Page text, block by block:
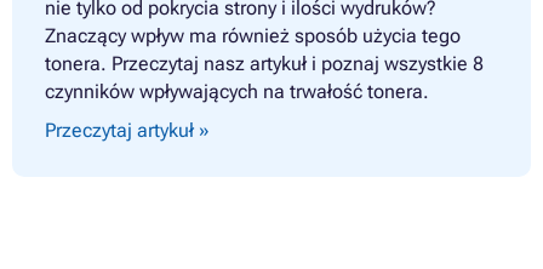
nie tylko od pokrycia strony i ilości wydruków?
Znaczący wpływ ma również sposób użycia tego
tonera. Przeczytaj nasz artykuł i poznaj wszystkie 8
czynników wpływających na trwałość tonera.
Przeczytaj artykuł »